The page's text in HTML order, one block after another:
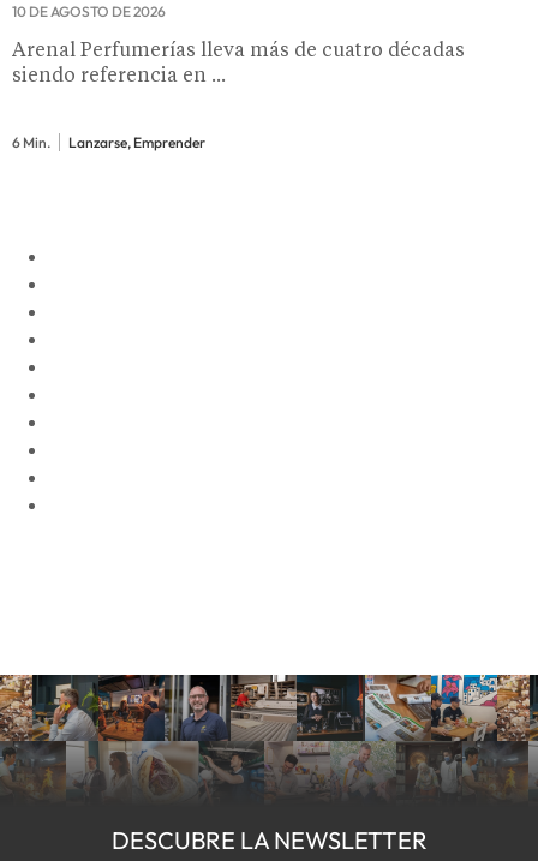
10 DE AGOSTO DE 2026
Arenal Perfumerías lleva más de cuatro décadas
siendo referencia en ...
6 Min. Lanzarse, Emprender
DESCUBRE LA NEWSLETTER